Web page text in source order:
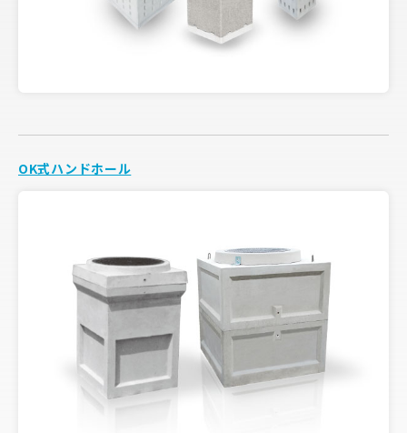
OK式ハンドホール